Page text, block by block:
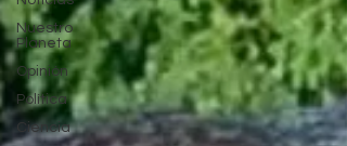
Nuestro
Planeta
Opinión
Política
Ciencia